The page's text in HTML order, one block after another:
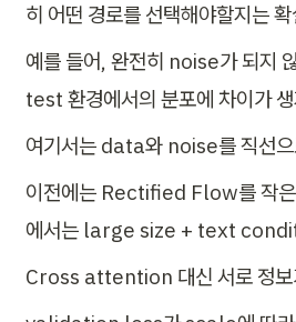
히 어떤 경로를 선택해야할지는
예를 들어, 완전히 noise가 되지
test 환경에서의 분포에 차이가
여기서는 data와 noise를 직선
이전에는 Rectified Flow를 작
에서는 large size + text
Cross attention 대신 서로 정보